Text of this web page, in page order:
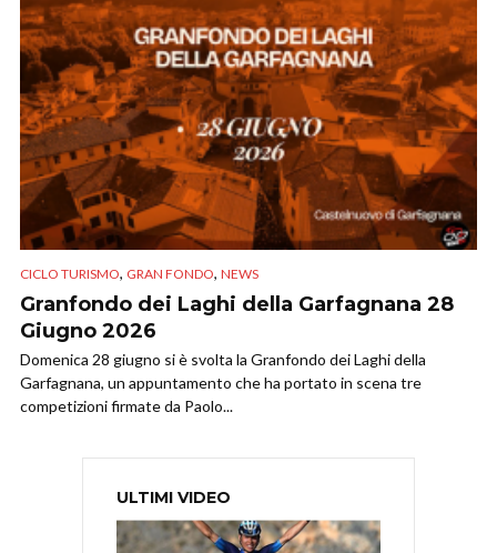
CICLO TURISMO, GRAN FONDO, NEWS
Granfondo dei Laghi della Garfagnana 28
Giugno 2026
Domenica 28 giugno si è svolta la Granfondo dei Laghi della
Garfagnana, un appuntamento che ha portato in scena tre
competizioni firmate da Paolo...
ULTIMI VIDEO